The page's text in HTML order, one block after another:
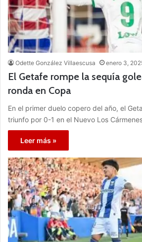
Odette González Villaescusa enero 3,
El Getafe rompe la sequía
ronda en Copa
En el primer duelo copero del año, el
triunfo por 0-1 en el Nuevo Los
Leer más »